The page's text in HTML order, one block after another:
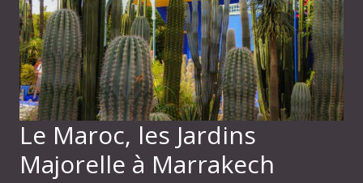
Le Maroc, les Jardins
Majorelle à Marrakech